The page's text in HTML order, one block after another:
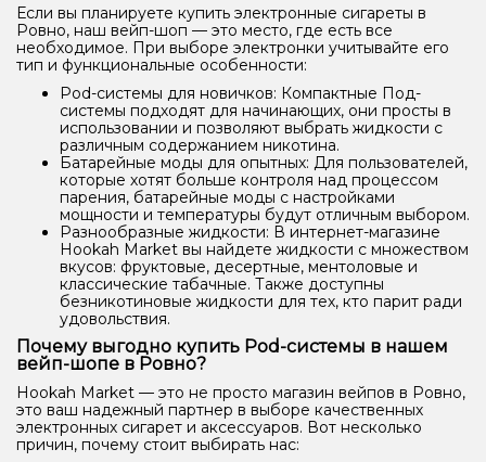
Если вы планируете купить электронные сигареты в
Ровно, наш вейп-шоп — это место, где есть все
необходимое. При выборе электронки учитывайте его
тип и функциональные особенности:
Pod-системы для новичков: Компактные Под-
системы подходят для начинающих, они просты в
использовании и позволяют выбрать жидкости с
различным содержанием никотина.
Батарейные моды для опытных: Для пользователей,
которые хотят больше контроля над процессом
парения, батарейные моды с настройками
мощности и температуры будут отличным выбором.
Разнообразные жидкости: В интернет-магазине
Hookah Market вы найдете жидкости с множеством
вкусов: фруктовые, десертные, ментоловые и
классические табачные. Также доступны
безникотиновые жидкости для тех, кто парит ради
удовольствия.
Почему выгодно купить Pod-системы в нашем
вейп-шопе в Ровно?
Hookah Market — это не просто магазин вейпов в Ровно,
это ваш надежный партнер в выборе качественных
электронных сигарет и аксессуаров. Вот несколько
причин, почему стоит выбирать нас: